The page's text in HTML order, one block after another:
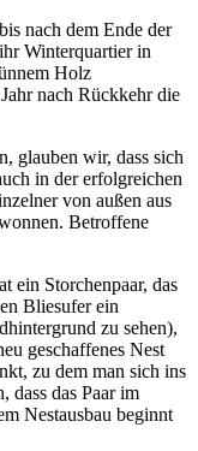
nach dem Ende der
Winterquartier in
Holz
nach Rückkehr die
glauben wir, dass sich
in der erfolgreichen
von außen aus
Betroffene
ein Storchenpaar, das
Bliesufer ein
zu sehen),
geschaffenes Nest
zu dem man sich ins
dass das Paar im
Nestausbau beginnt